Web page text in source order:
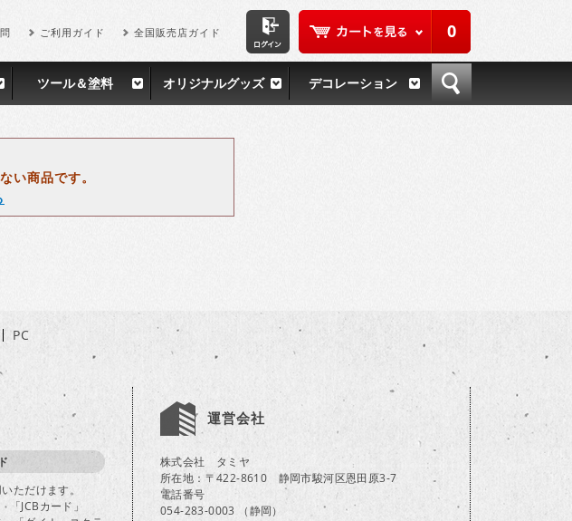
0
ご利用ガイド 全国販売店ガイド
ツール＆塗料 オリジナルグッズ デコレーション
い商品です。
PC
ただけます。
「JCBカード」
運営会社
株式会社 タミヤ
所在地：〒422-8610 静岡市駿河区恩田原3-7
電話番号
054-283-0003 （静岡）